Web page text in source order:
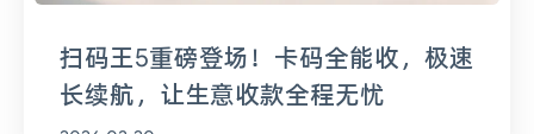
扫码王5重磅登场！卡码全能收，极速
长续航，让生意收款全程无忧